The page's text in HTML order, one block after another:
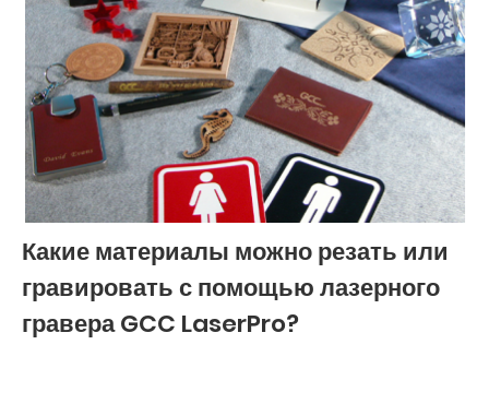
Какие материалы можно резать или
гравировать с помощью лазерного
гравера GCC LaserPro?